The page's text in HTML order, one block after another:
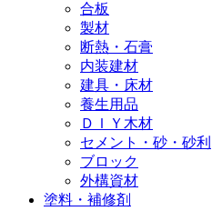
合板
製材
断熱・石膏
内装建材
建具・床材
養生用品
ＤＩＹ木材
セメント・砂・砂利
ブロック
外構資材
塗料・補修剤